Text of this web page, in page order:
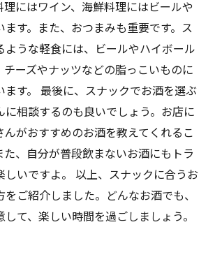
理にはワイン、海鮮料理にはビールや
ます。また、おつまみも重要です。ス
ような軽食には、ビールやハイボール
チーズやナッツなどの脂っこいものに
ます。 最後に、スナックでお酒を選ぶ
に相談するのも良いでしょう。お店に
んがおすすめのお酒を教えてくれるこ
た、自分が普段飲まないお酒にもトラ
しいですよ。 以上、スナックに合うお
ご紹介しました。どんなお酒でも、
て、楽しい時間を過ごしましょう。